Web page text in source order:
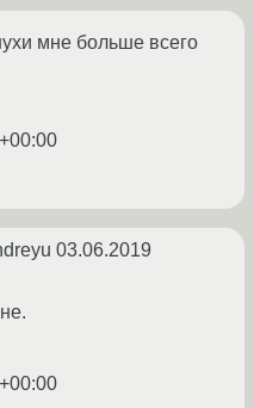
мне больше всего
03.06.2019